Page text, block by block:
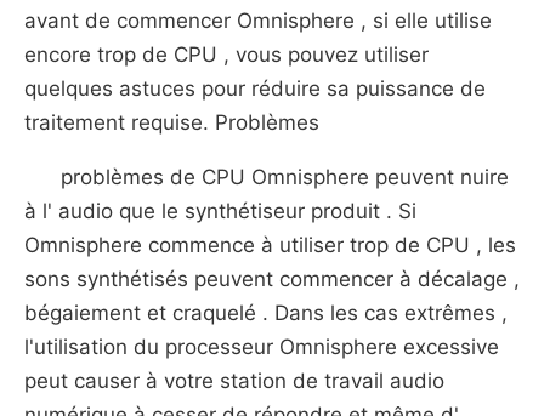
avant de commencer Omnisphere , si elle utilise
encore trop de CPU , vous pouvez utiliser
quelques astuces pour réduire sa puissance de
traitement requise. Problèmes
problèmes de CPU Omnisphere peuvent nuire
à l' audio que le synthétiseur produit . Si
Omnisphere commence à utiliser trop de CPU , les
sons synthétisés peuvent commencer à décalage ,
bégaiement et craquelé . Dans les cas extrêmes ,
l'utilisation du processeur Omnisphere excessive
peut causer à votre station de travail audio